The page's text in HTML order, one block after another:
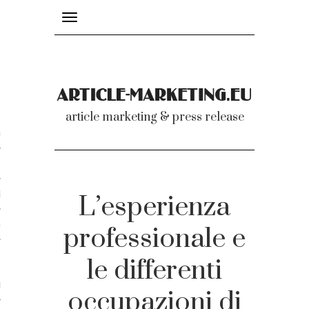
Toggle
navigation
article marketing & press release
L’esperienza
professionale e
le differenti